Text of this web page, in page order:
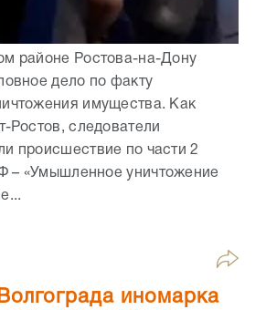
районе Ростова-на-Дону
дело по факту
имущества. Как
Ростов, следователи
происшествие по части 2
– «Умышленное уничтожение
иномарка